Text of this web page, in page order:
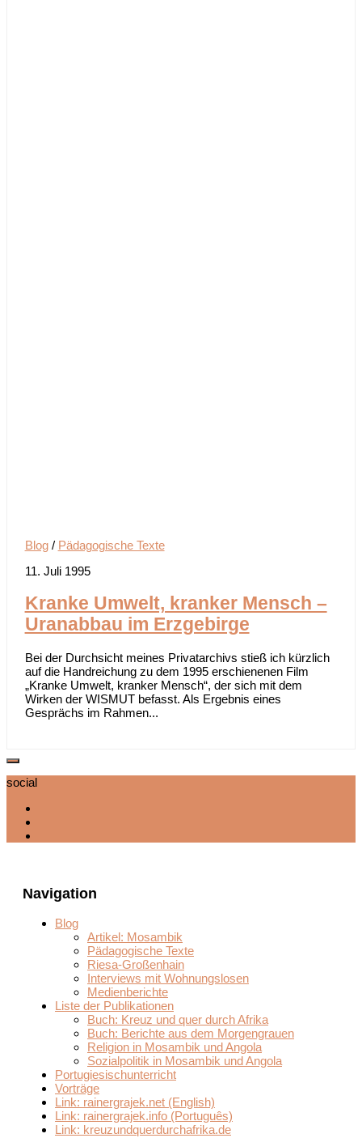
Blog/ Pädagogische Texte
11. Juli 1995
Kranke Umwelt, kranker Mensch –
Uranabbau im Erzgebirge
Bei der Durchsicht meines Privatarchivs stieß ich kürzlich
auf die Handreichung zu dem 1995 erschienenen Film
„Kranke Umwelt, kranker Mensch“, der sich mit dem
Wirken der WISMUT befasst. Als Ergebnis eines
Gesprächs im Rahmen...
social
Navigation
Blog
Artikel: Mosambik
Pädagogische Texte
Riesa-Großenhain
Interviews mit Wohnungslosen
Medienberichte
Liste der Publikationen
Buch: Kreuz und quer durch Afrika
Buch: Berichte aus dem Morgengrauen
Religion in Mosambik und Angola
Sozialpolitik in Mosambik und Angola
Portugiesischunterricht
Vorträge
Link: rainergrajek.net (English)
Link: rainergrajek.info (Português)
Link: kreuzundquerdurchafrika.de